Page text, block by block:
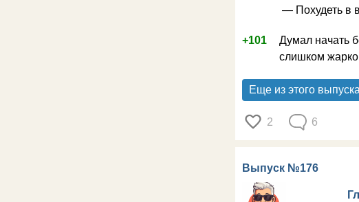
— Похудеть в
+101
Думал начать
слишком
Еще из этого
2 6
Выпуск №176